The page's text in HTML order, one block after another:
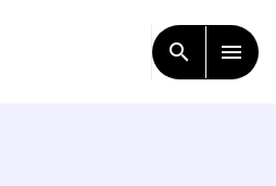
CONTENU
search menu